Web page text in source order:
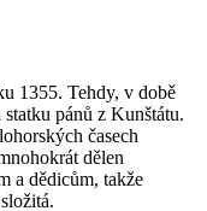
1355. Tehdy, v době
pánů z Kunštátu.
časech
dělen
a dědicům, takže